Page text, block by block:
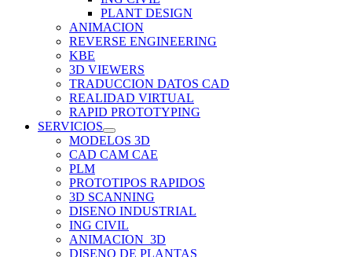
PLANT DESIGN
ANIMACION
REVERSE ENGINEERING
KBE
3D VIEWERS
TRADUCCION DATOS CAD
REALIDAD VIRTUAL
RAPID PROTOTYPING
SERVICIOS
MODELOS 3D
CAD CAM CAE
PLM
PROTOTIPOS RAPIDOS
3D SCANNING
DISENO INDUSTRIAL
ING CIVIL
ANIMACION_3D
DISENO DE PLANTAS